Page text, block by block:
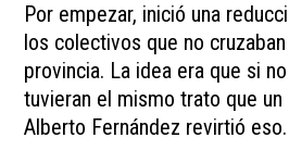
Por empezar, inició una
los colectivos que no
provincia. La idea era que si
tuvieran el mismo trato que un
Alberto Fernández revirtió eso.